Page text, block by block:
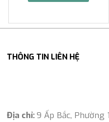
THÔNG TIN LIÊN HỆ
Địa chỉ:9 Ấp Bắc, Phường